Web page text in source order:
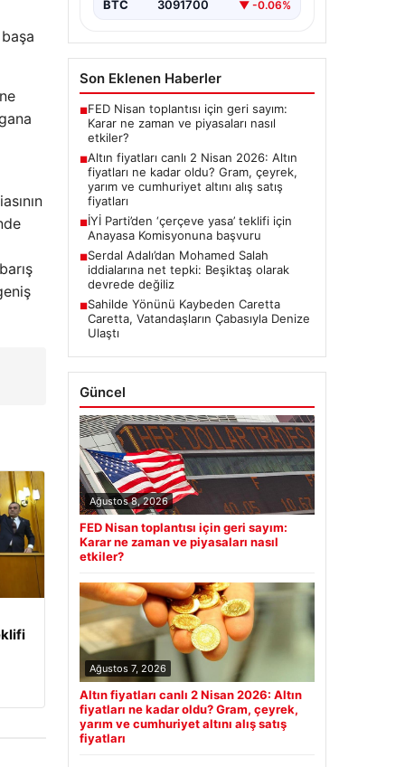
BTC 3091700 ▼ -0.06%
Son Eklenen Haberler
■FED Nisan toplantısı için geri sayım:
Karar ne zaman ve piyasaları nasıl
etkiler?
■Altın fiyatları canlı 2 Nisan 2026: Altın
fiyatları ne kadar oldu? Gram, çeyrek,
yarım ve cumhuriyet altını alış satış
fiyatları
■İYİ Parti’den ‘çerçeve yasa’ teklifi için
Anayasa Komisyonuna başvuru
■Serdal Adalı’dan Mohamed Salah
iddialarına net tepki: Beşiktaş olarak
devrede değiliz
■Sahilde Yönünü Kaybeden Caretta
Caretta, Vatandaşların Çabasıyla Denize
Ulaştı
Güncel
Ağustos 8, 2026
FED Nisan toplantısı için geri sayım:
Karar ne zaman ve piyasaları nasıl
etkiler?
Ağustos 7, 2026
Altın fiyatları canlı 2 Nisan 2026: Altın
fiyatları ne kadar oldu? Gram, çeyrek,
yarım ve cumhuriyet altını alış satış
fiyatları